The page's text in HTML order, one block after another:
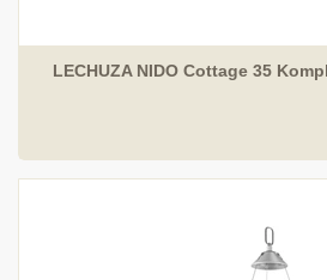
LECHUZA NIDO Cottage 35